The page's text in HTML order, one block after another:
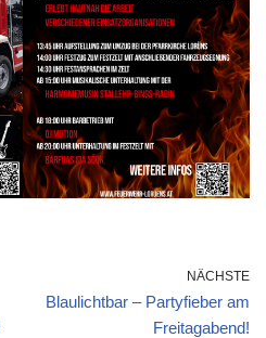
NÄCHSTE
Blaulichtbar – Partyfieber am
Freitagabend!